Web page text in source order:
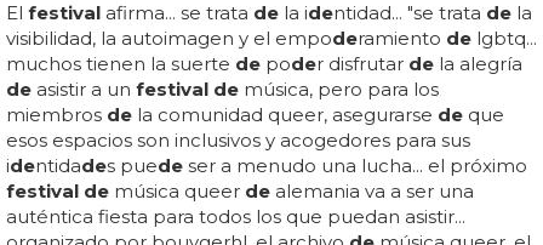
El festival afirma... se trata de la identidad... "se trata de la
visibilidad, la autoimagen y el empoderamiento de lgbtq...
muchos tienen la suerte de poder disfrutar de la alegría
de asistir a un festival de música, pero para los
miembros de la comunidad queer, asegurarse de que
esos espacios son inclusivos y acogedores para sus
identidades puede ser a menudo una lucha... el próximo
festival de música queer de alemania va a ser una
auténtica fiesta para todos los que puedan asistir...